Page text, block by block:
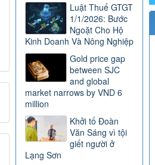
Luật Thuế GTGT
1/1/2026: Bước
Ngoặt Cho Hộ
Kinh Doanh Và Nông Nghiệp
Gold price gap
between SJC
and global
market narrows by VND 6
million
Khởi tố Đoàn
Văn Sáng vì tội
giết người ở
Lạng Sơn